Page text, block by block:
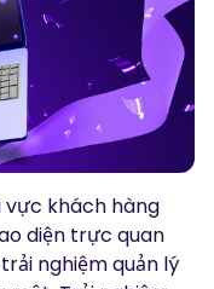
vực khách hàng
diện trực quan
nghiệm quản lý